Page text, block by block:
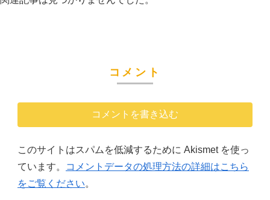
コメント
コメントを書き込む
このサイトはスパムを低減するために Akismet を使っ
ています。
コメントデータの処理方法の詳細はこちら
をご覧ください。